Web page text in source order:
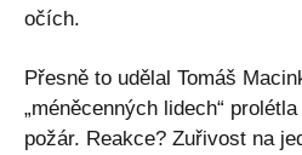
očích.
Přesně to udělal Tomáš
„méněcenných lidech“
požár. Reakce? Zuřivost na